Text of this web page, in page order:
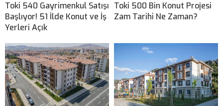
Toki 540 Gayrimenkul Satışı
Başlıyor! 51 İlde Konut ve İş
Yerleri Açık
Toki 500 Bin Konut Projesi
Zam Tarihi Ne Zaman?